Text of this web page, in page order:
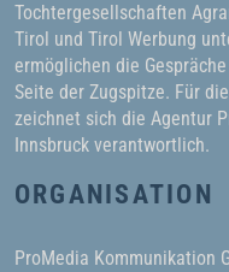
Tochtergesellschaften
Tirol und Tirol Werbung
ermöglichen die
Seite der Zugspitze. Für
zeichnet sich die Agentur
Innsbruck verantwortlich.
ORGANISATION
ProMedia Kommunikation